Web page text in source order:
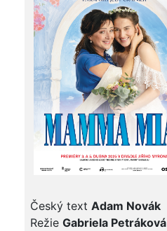
Český text Adam Novák
Režie Gabriela Petráková